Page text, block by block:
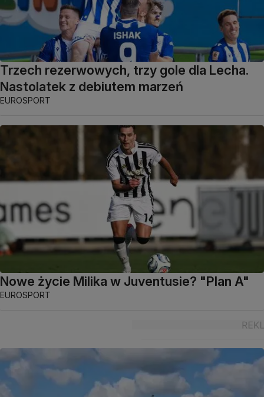
Trzech rezerwowych, trzy gole dla Lecha.
Nastolatek z debiutem marzeń
EUROSPORT
Nowe życie Milika w Juventusie? "Plan A"
EUROSPORT